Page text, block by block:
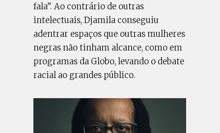
fala”. Ao contrário de outras
intelectuais, Djamila conseguiu
adentrar espaços que outras mulheres
negras não tinham alcance, como em
programas da Globo, levando o debate
racial ao grandes público.